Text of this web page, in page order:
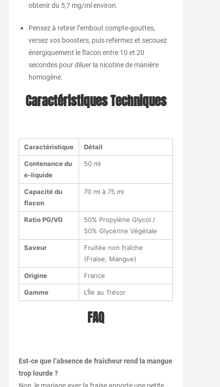
obtenir du 5,7 mg/ml environ.
Pensez à retirer l’embout compte-gouttes,
versez vos boosters, puis refermez et secouez
énergiquement le flacon entre 10 et 20
secondes pour diluer la nicotine de manière
homogène.
Caractéristiques Techniques
Caractéristique Détail
Contenance du
e-liquide
50 ml
Capacité du
flacon
70 ml à 75 ml
Ratio PG/VG
50% Propylène Glycol /
50% Glycérine Végétale
Saveur
Fruitée non fraîche
(Fraise, Mangue)
Origine France
Gamme L’Île au Trésor
FAQ
Est-ce que l’absence de fraîcheur rend la mangue
trop lourde ?